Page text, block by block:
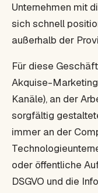
Unternehmen mit
sich schnell
außerhalb der
Für diese
Akquise-
Kanäle), an der
sorgfältig
immer an der
oder öffentliche
DSGVO und die